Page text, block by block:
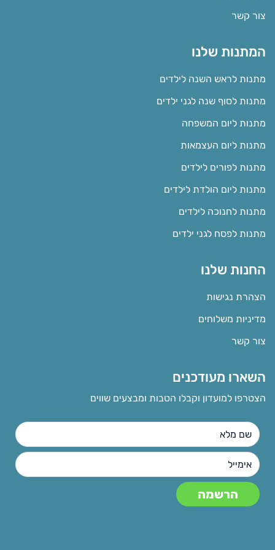
צור קשר
המתנות שלנו
מתנות לראש השנה לילדים
מתנות לסוף שנה לגני ילדים
מתנות ליום המשפחה
מתנות ליום העצמאות
מתנות לפורים לילדים
מתנות ליום הולדת לילדים
מתנות לחנוכה לילדים
מתנות לפסח לגני ילדים
החנות שלנו
הצהרת נגישות
מדיניות משלוחים
צור קשר
השארו מעודכנים
הצטרפו למועדון וקבלו הטבות ומבצעים שווים